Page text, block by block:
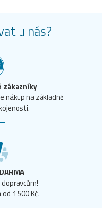
u nás?
zákazníky
nákup na základně
1 500 Kč.